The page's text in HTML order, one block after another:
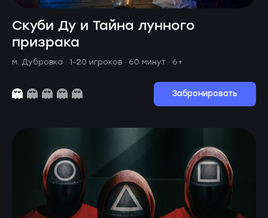
Скуби Ду и Тайна лунного
призрака
м. Дубровка · 1-20 игроков · 60 минут · 6+
Забронировать